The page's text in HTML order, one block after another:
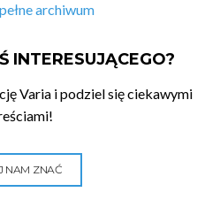
archiwum
INTERESUJĄCEGO?
Varia i podziel się ciekawymi
NAM ZNAĆ